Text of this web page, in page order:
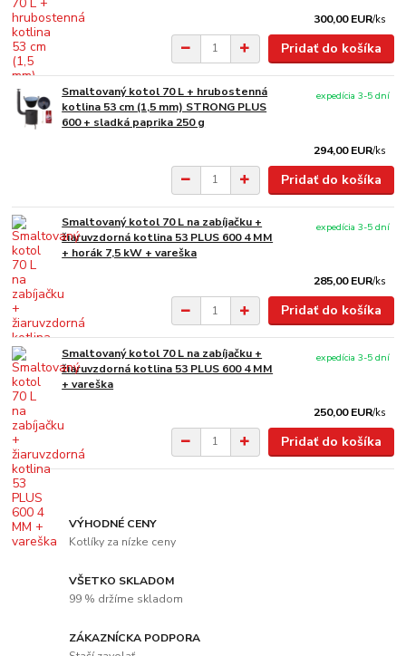
300,00 EUR/ks
Pridať do košíka
Smaltovaný kotol 70 L + hrubostenná
kotlina 53 cm (1,5 mm) STRONG PLUS
600 + sladká paprika 250 g
294,00 EUR/ks
expedícia 3-5 dní
Pridať do košíka
Smaltovaný kotol 70 L na zabíjačku +
žiaruvzdorná kotlina 53 PLUS 600 4 MM
+ horák 7,5 kW + vareška
285,00 EUR/ks
expedícia 3-5 dní
Pridať do košíka
Smaltovaný kotol 70 L na zabíjačku +
žiaruvzdorná kotlina 53 PLUS 600 4 MM
+ vareška
250,00 EUR/ks
expedícia 3-5 dní
Pridať do košíka
VÝHODNÉ CENY
Kotlíky za nízke ceny
VŠETKO SKLADOM
99 % držíme skladom
ZÁKAZNÍCKA PODPORA